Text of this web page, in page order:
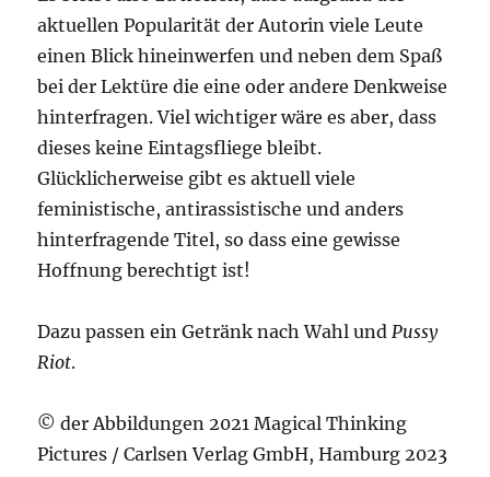
aktuellen Popularität der Autorin viele Leute
einen Blick hineinwerfen und neben dem Spaß
bei der Lektüre die eine oder andere Denkweise
hinterfragen. Viel wichtiger wäre es aber, dass
dieses keine Eintagsfliege bleibt.
Glücklicherweise gibt es aktuell viele
feministische, antirassistische und anders
hinterfragende Titel, so dass eine gewisse
Hoffnung berechtigt ist!
Dazu passen ein Getränk nach Wahl undPussy
Riot.
© der Abbildungen 2021 Magical Thinking
Pictures / Carlsen Verlag GmbH, Hamburg 2023